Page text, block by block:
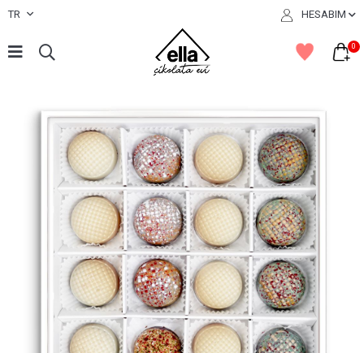
TR HESABIM
0